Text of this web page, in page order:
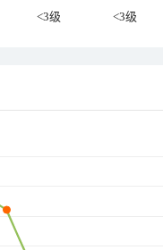
<3级 <3级